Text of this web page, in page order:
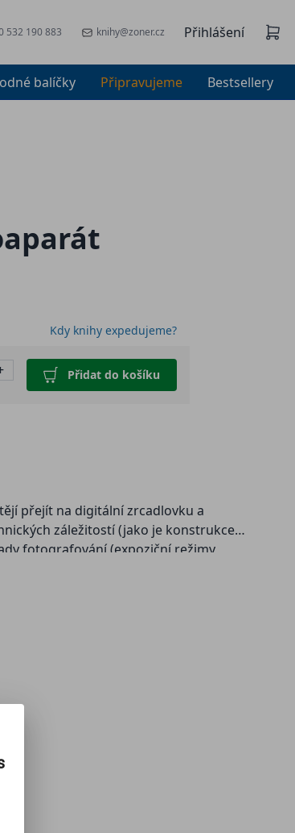
532 190 883 knihy@zoner.cz Přihlášení
balíčky Připravujeme Bestsellery
Kdy knihy expedujeme?
Přidat do košíku
přejít na digitální zrcadlovku a
záležitostí (jako je konstrukce
fotografování (expoziční režimy,
hledáčku, bracketing…) až po samotné